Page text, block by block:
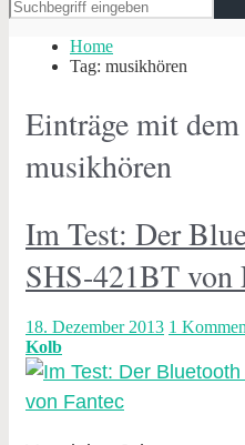
Home
Tag: musikhören
Einträge mit
musikhören
Im Test: Der
SHS-421BT von
18. Dezember 2013 1
Kolb